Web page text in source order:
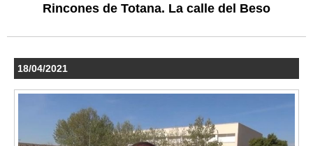
Rincones de Totana. La calle del Beso
18/04/2021